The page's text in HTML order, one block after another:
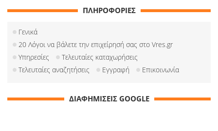
ΠΛΗΡΟΦΟΡΙΕΣ
Γενικά
20 Λόγοι να βάλετε την επιχείρησή σας στο Vres.gr
Υπηρεσίες
Τελευταίες καταχωρήσεις
Τελευταίες αναζητήσεις
Εγγραφή Επικοινωνία
ΔΙΑΦΗΜΙΣΕΙΣ GOOGLE